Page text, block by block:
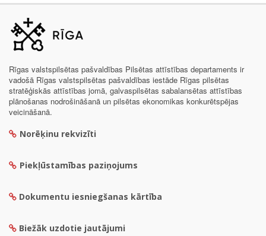
Rīgas valstspilsētas pašvaldības Pilsētas attīstības departaments ir
vadošā Rīgas valstspilsētas pašvaldības iestāde Rīgas pilsētas
stratēģiskās attīstības jomā, galvaspilsētas sabalansētas attīstības
plānošanas nodrošināšanā un pilsētas ekonomikas konkurētspējas
veicināšanā.
Norēķinu rekvizīti
Piekļūstamības paziņojums
Dokumentu iesniegšanas kārtība
Biežāk uzdotie jautājumi